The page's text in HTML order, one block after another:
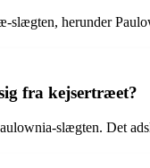
slægten, herunder
fra kejsertræet?
slægten. Det